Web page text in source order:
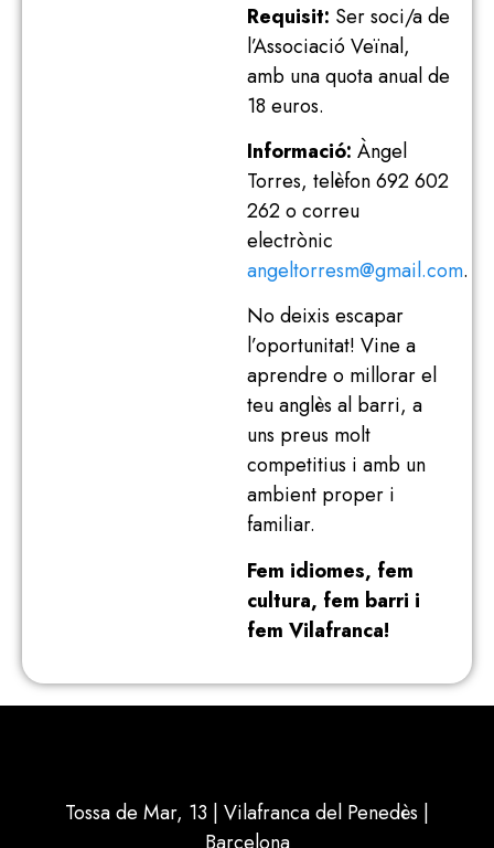
Requisit: Ser soci/a de
l’Associació Veïnal,
amb una quota anual de
18 euros.
Informació: Àngel
Torres, telèfon 692 602
262 o correu
electrònic
angeltorresm@gmail.com.
No deixis escapar
l’oportunitat! Vine a
aprendre o millorar el
teu anglès al barri, a
uns preus molt
competitius i amb un
ambient proper i
familiar.
Fem idiomes, fem
cultura, fem barri i
fem Vilafranca!
Tossa de Mar, 13 | Vilafranca del Penedès |